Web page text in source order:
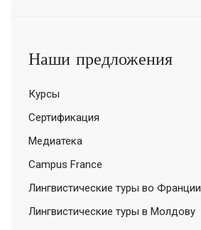
Наши предложения
Курсы
Сертификация
Медиатека
Campus France
Лингвистические туры во Франции
Лингвистические туры в Молдову